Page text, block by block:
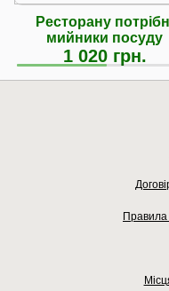
Ресторану
мийники посуду
1 020 грн.
Правила